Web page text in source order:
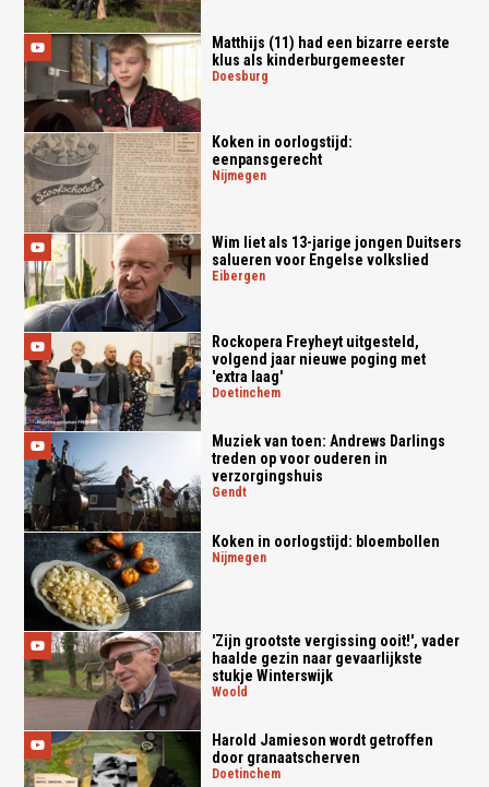
Matthijs (11) had een bizarre eerste
klus als kinderburgemeester
doesburg
Koken in oorlogstijd:
eenpansgerecht
nijmegen
Wim liet als 13-jarige jongen Duitsers
salueren voor Engelse volkslied
eibergen
Rockopera Freyheyt uitgesteld,
volgend jaar nieuwe poging met
'extra laag'
doetinchem
Muziek van toen: Andrews Darlings
treden op voor ouderen in
verzorgingshuis
gendt
Koken in oorlogstijd: bloembollen
nijmegen
'Zijn grootste vergissing ooit!', vader
haalde gezin naar gevaarlijkste
stukje Winterswijk
woold
Harold Jamieson wordt getroffen
door granaatscherven
doetinchem